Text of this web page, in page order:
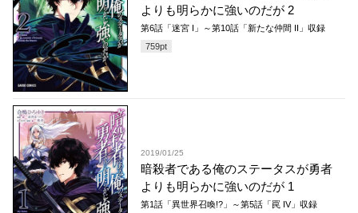
よりも明らかに強いのだが 2
第6話「迷宮 I」～第10話「新たな仲間 II」収録
759pt
2019/01/25
暗殺者である俺のステータスが勇者
よりも明らかに強いのだが 1
第1話「異世界召喚!?」～第5話「罠 IV」収録